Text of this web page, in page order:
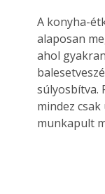
A konyha-
alaposan
ahol
súlyosbítva.
mindez
munkapult